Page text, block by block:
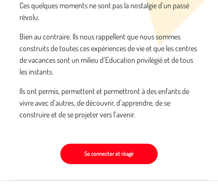
Ces quelques moments ne sont pas la nostalgie d’un passé
révolu.
Bien au contraire. Ils nous rappellent que nous sommes
construits de toutes ces expériences de vie et que les centres
de vacances sont un milieu d’Education privilégié et de tous
les instants.
Ils ont permis, permettent et permettront à des enfants de
vivre avec d’autres, de découvrir, d’apprendre, de se
construire et de se projeter vers l’avenir.
Se connecter et réagir